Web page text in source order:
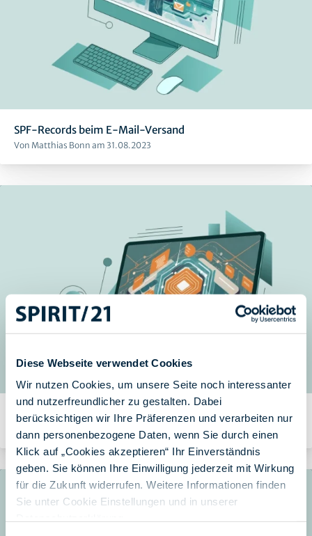
Diese Webseite verwendet Cookies
Wir nutzen Cookies, um unsere Seite noch interessanter
und nutzerfreundlicher zu gestalten. Dabei
berücksichtigen wir Ihre Präferenzen und verarbeiten nur
dann personenbezogene Daten, wenn Sie durch einen
Klick auf „Cookies akzeptieren“ Ihr Einverständnis
geben. Sie können Ihre Einwilligung jederzeit mit Wirkung
für die Zukunft widerrufen. Weitere Informationen finden
Sie unter Cookie Einstellungen und in unserer
SPF-Records beim E-Mail-Versand
Von Matthias Bonn am 31.08.2023
NSX Intelligence
Von Team SPIRIT/21 am 16.05.2023